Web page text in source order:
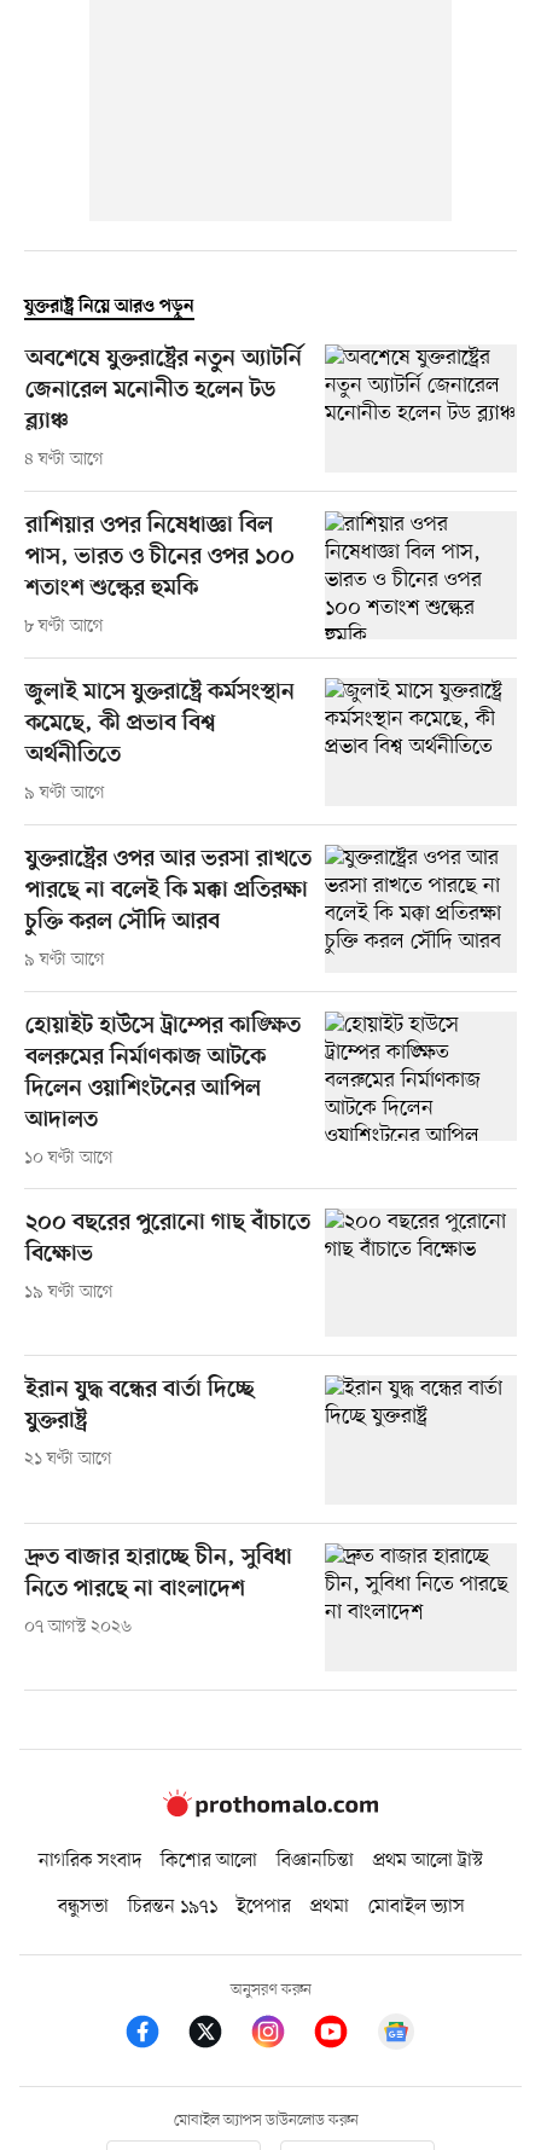
যুক্তরাষ্ট্র নিয়ে আরও পড়ুন
অবশেষে যুক্তরাষ্ট্রের নতুন অ্যাটর্নি
জেনারেল মনোনীত হলেন টড
ব্ল্যাঞ্চ
৪ ঘণ্টা আগে
রাশিয়ার ওপর নিষেধাজ্ঞা বিল
পাস, ভারত ও চীনের ওপর ১০০
শতাংশ শুল্কের হুমকি
৮ ঘণ্টা আগে
জুলাই মাসে যুক্তরাষ্ট্রে কর্মসংস্থান
কমেছে, কী প্রভাব বিশ্ব
অর্থনীতিতে
৯ ঘণ্টা আগে
যুক্তরাষ্ট্রের ওপর আর ভরসা রাখতে
পারছে না বলেই কি মক্কা প্রতিরক্ষা
চুক্তি করল সৌদি আরব
৯ ঘণ্টা আগে
হোয়াইট হাউসে ট্রাম্পের কাঙ্ক্ষিত
বলরুমের নির্মাণকাজ আটকে
দিলেন ওয়াশিংটনের আপিল
আদালত
১০ ঘণ্টা আগে
২০০ বছরের পুরোনো গাছ বাঁচাতে
বিক্ষোভ
১৯ ঘণ্টা আগে
ইরান যুদ্ধ বন্ধের বার্তা দিচ্ছে
যুক্তরাষ্ট্র
২১ ঘণ্টা আগে
দ্রুত বাজার হারাচ্ছে চীন, সুবিধা
নিতে পারছে না বাংলাদেশ
০৭ আগস্ট ২০২৬
নাগরিক সংবাদ কিশোর আলো বিজ্ঞানচিন্তা
প্রথম আলো ট্রাস্ট
বন্ধুসভা
চিরন্তন ১৯৭১ ইপেপার প্রথমা মোবাইল ভ্যাস
অনুসরণ করুন
মোবাইল অ্যাপস ডাউনলোড করুন